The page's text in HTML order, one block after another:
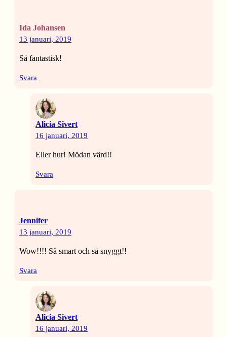
Ida Johansen
13 januari, 2019
Så fantastisk!
Svara
Alicia Sivert
16 januari, 2019
Eller hur! Mödan värd!!
Svara
Jennifer
13 januari, 2019
Wow!!!! Så smart och så snyggt!!
Svara
Alicia Sivert
16 januari, 2019